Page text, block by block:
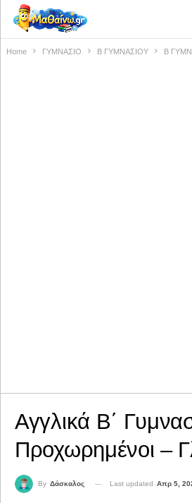
Home ΓΥΜΝΑΣΙΟ Β ΓΥΜΝΑΣΙΟΥ Β
Αγγλικά Β΄
Προχωρημένοι –
By Δάσκαλος Last updated Απρ 5,